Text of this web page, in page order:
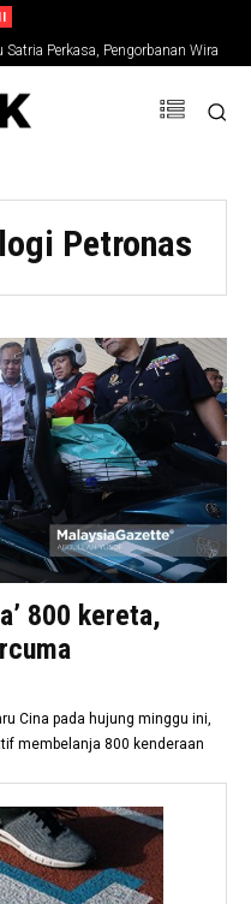
Perkasa, Pengorbanan Wira
Petronas
800 kereta,
Cina pada hujung minggu ini,
membelanja 800 kenderaan